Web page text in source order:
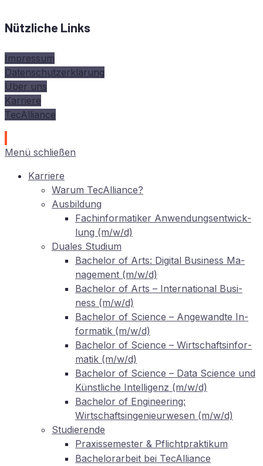
Nützliche Links
Impressum
Datenschutzerklärung
Über uns
Karriere
TecAlliance
Menü schließen
Kar­rie­re
War­um TecAlliance?
Aus­bil­dung
Fach­in­for­ma­ti­ker An­wen­dungs­ent­wick­
lung (m/w/d)
Dua­les Studium
Ba­che­lor of Arts: Di­gi­tal Busi­ness Ma­
nage­ment (m/w/d)
Ba­che­lor of Arts – In­ter­na­tio­nal Busi­
ness (m/w/d)
Ba­che­lor of Sci­ence – An­ge­wand­te In­
for­ma­tik (m/w/d)
Ba­che­lor of Sci­ence – Wirt­schafts­in­for­
ma­tik (m/w/d)
Ba­che­lor of Sci­ence – Data Sci­ence und
Künst­li­che In­tel­li­genz (m/w/d)
Ba­che­lor of En­gi­nee­ring:
Wirtschaftsingenieurwesen (m/w/d)
Stu­die­ren­de
Pra­xis­se­mes­ter & Pflichtpraktikum
Ba­che­lor­ar­beit bei TecAlliance